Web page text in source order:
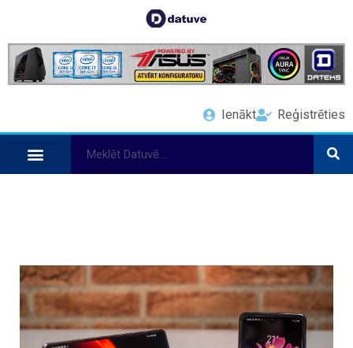
Ienākt Reģistrēties